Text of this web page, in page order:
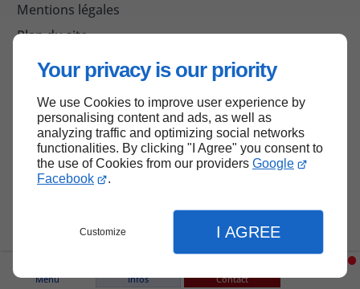
Your privacy is our priority
We use Cookies to improve user experience by
personalising content and ads, as well as
analyzing traffic and optimizing social networks
functionalities. By clicking "I Agree" you consent to
the use of Cookies from our providers Google
Facebook
.
Customize I AGREE
Menu Infos Contact
Mentions légales
Plan du site
Haut de page